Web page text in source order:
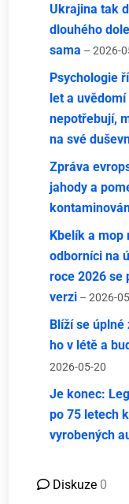
Ukrajina tak
dlouhého
sama – 2026-
Psychologie
let a
nepotřebují,
na své
Zpráva
jahody a
Kbelík a mop
odborníci na
roce 2026 se
verzi – 2026-
Blíží se úplné
ho v létě a
2026-05-20
Je konec:
po 75 letech
vyrobených
Diskuze 0